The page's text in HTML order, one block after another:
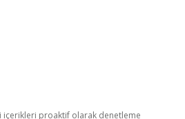
içerikleri proaktif olarak denetleme